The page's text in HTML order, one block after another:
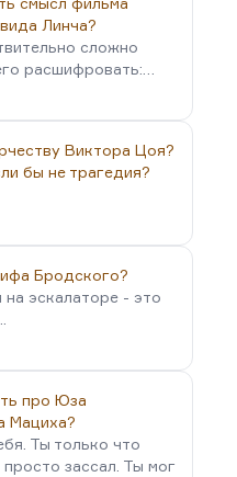
Линча?
сложно
расшифровать:…
Виктора Цоя?
бы не трагедия?
Бродского?
эскалаторе - это
про Юза
Мациха?
Ты только что
зассал. Ты мог